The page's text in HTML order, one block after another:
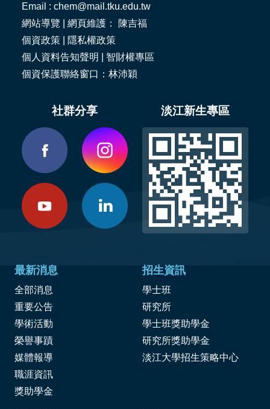
Email : chem@mail.tku.edu.tw
網站導覽 | 網頁維護： 陳吉福
個資政策
隱私權政策
個人資料告知聲明
智財權專區
個資保護聯絡窗口：林沛穎
社群分享 淡江新生專區
最新消息
全部消息
重要公告
學術活動
榮譽事蹟
媒體報導
職涯資訊
獎助學金
招生資訊
學士班
研究所
學士班獎助學金
研究所獎助學金
淡江大學招生策略中心